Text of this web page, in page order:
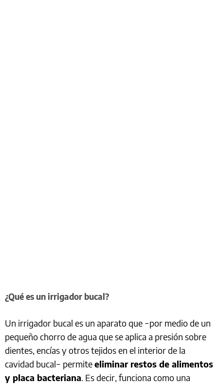
¿Qué es un irrigador bucal?
Un irrigador bucal es un aparato que −por medio de un
pequeño chorro de agua que se aplica a presión sobre
dientes, encías y otros tejidos en el interior de la
cavidad bucal− permiteeliminar restos de alimentos
y placa bacteriana. Es decir, funciona como una